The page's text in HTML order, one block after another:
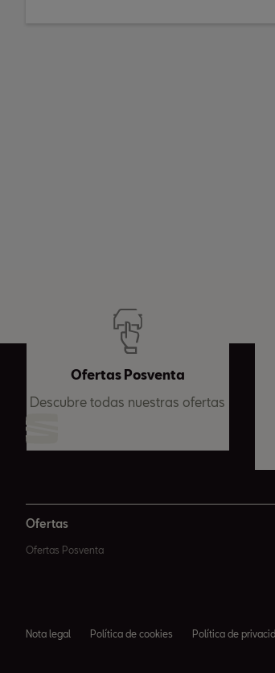
Ofertas Posventa
Descubre todas nuestras ofertas
Ofertas
Ofertas Posventa
Nota legal Política de cookies Política de